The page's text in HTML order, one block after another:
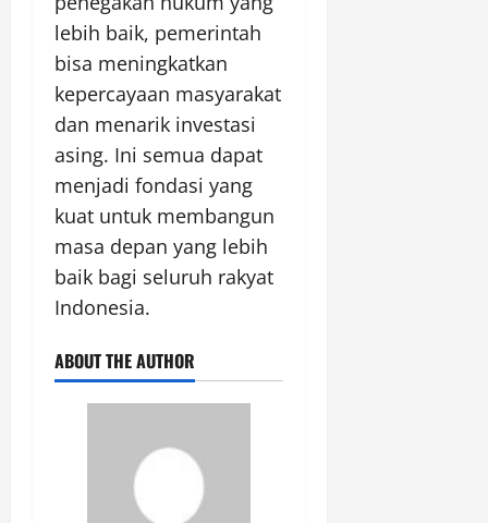
lebih baik, pemerintah
bisa meningkatkan
kepercayaan masyarakat
dan menarik investasi
asing. Ini semua dapat
menjadi fondasi yang
kuat untuk membangun
masa depan yang lebih
baik bagi seluruh rakyat
Indonesia.
ABOUT THE AUTHOR